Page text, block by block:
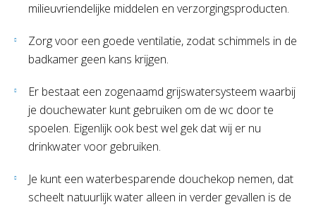
milieuvriendelijke middelen en verzorgingsproducten.
Zorg voor een goede ventilatie, zodat schimmels in de
badkamer geen kans krijgen.
Er bestaat een zogenaamd grijswatersysteem waarbij
je douchewater kunt gebruiken om de wc door te
spoelen. Eigenlijk ook best wel gek dat wij er nu
drinkwater voor gebruiken.
Je kunt een waterbesparende douchekop nemen, dat
scheelt natuurlijk water alleen in verder gevallen is de